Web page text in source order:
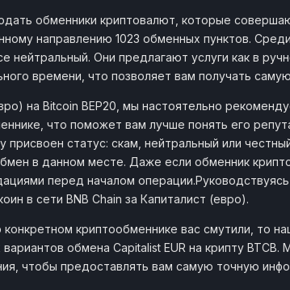
обменники криптовалют, которые
направлению 1023 обменных пунктов.
Они предлагают услуги как в
времени, что позволяет вам получать
на Bitcoin BEP20, мы настоятельно
что поможет вам лучше понять его
статус: скам, нейтральный или
в данном месте. Даже если обменник
перед началом
в сети BNB Chain за Капиталист (евро).
криптообменнике вас смутили, то
обмена Capitalist EUR на крипту
чтобы предоставлять вам самую точную